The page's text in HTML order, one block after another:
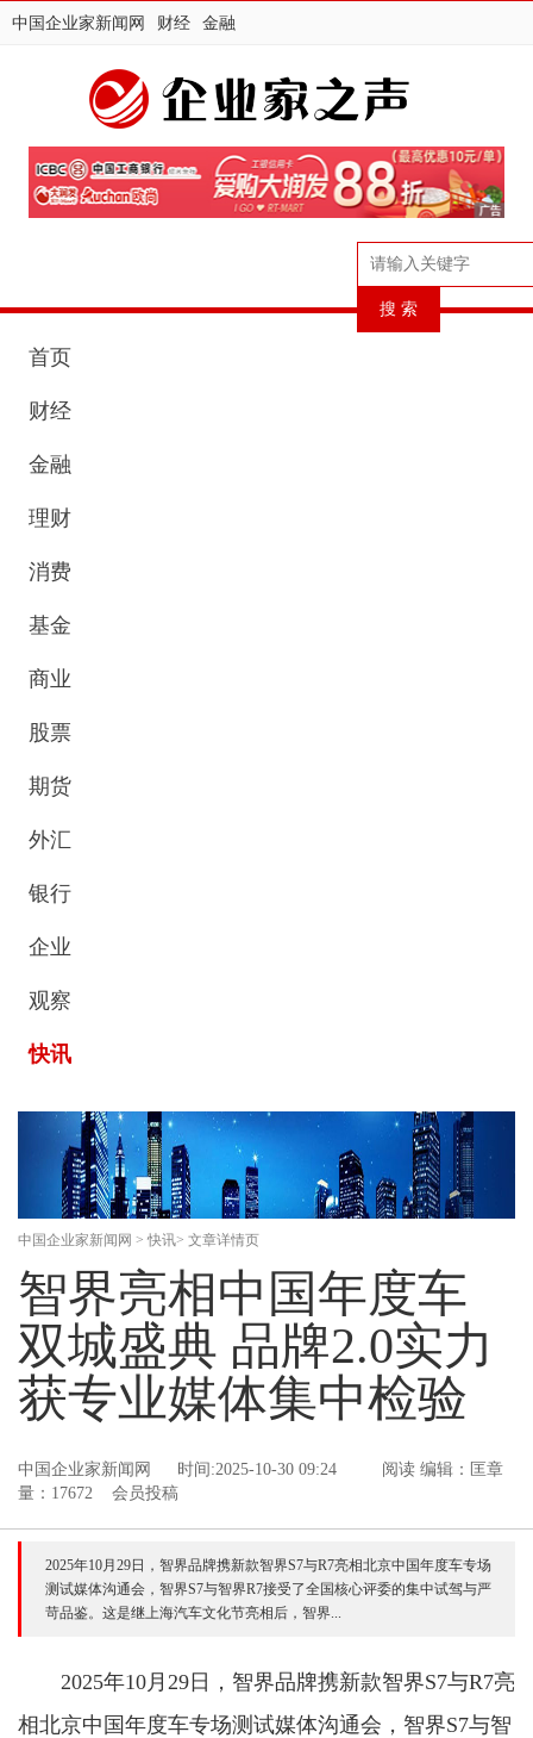
中国企业家新闻网 财经 金融
首页
财经
金融
理财
消费
基金
商业
股票
期货
外汇
银行
企业
观察
快讯
中国企业家新闻网 > 快讯> 文章详情页
智界亮相中国年度车
双城盛典 品牌2.0实力
获专业媒体集中检验
中国企业家新闻网 时间:2025-10-30 09:24 编辑：匡章
阅读
量：17672 会员投稿
2025年10月29日，智界品牌携新款智界S7与R7亮相北京中国年度车专场
测试媒体沟通会，智界S7与智界R7接受了全国核心评委的集中试驾与严
苛品鉴。这是继上海汽车文化节亮相后，智界...
2025年10月29日，智界品牌携新款智界S7与R7亮
相北京中国年度车专场测试媒体沟通会，智界S7与智